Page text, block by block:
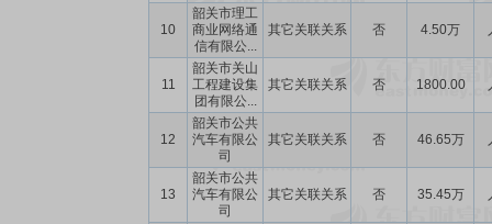
10
韶关市理工
商业网络通
信有限公...
其它关联关系 否 4.50万
11
韶关市关山
工程建设集
团有限公...
其它关联关系 否 1800.00
12
韶关市公共
汽车有限公
司
其它关联关系 否 46.65万
13
韶关市公共
汽车有限公
司
其它关联关系 否 35.45万